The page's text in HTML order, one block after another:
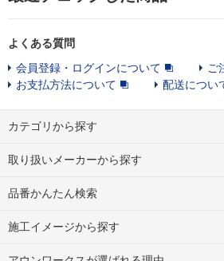
よくある質問
会員登録・ログインについて
ご
お支払方法について
配送につい
カテゴリから探す
取り扱いメーカーから探す
品番かんたん検索
施工イメージから探す